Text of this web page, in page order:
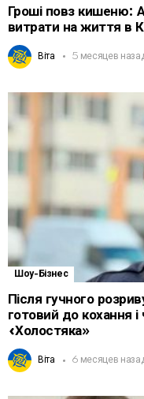
Гроші повз кишеню:
витрати на життя в
Віта 5 месяцев
Шоу-Бізнес
Після гучного
готовий до кохання
«Холостяка»
Віта 6 месяцев